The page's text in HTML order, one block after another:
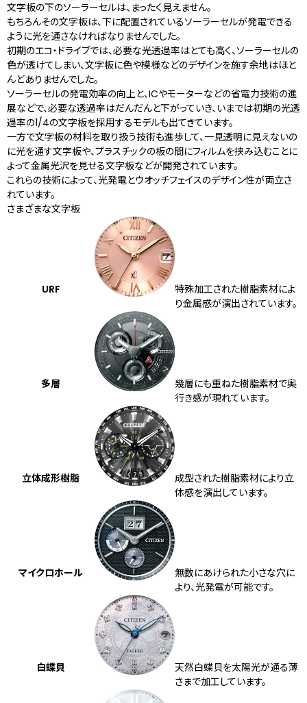
文字板の下のソーラーセルは、まったく見えません。
もちろんその文字板は、下に配置されているソーラーセルが発電できる
ように光を通さなければなりませんでした。
初期のエコ・ドライブでは、必要な光透過率はとても高く、ソーラーセルの
色が透けてしまい、文字板に色や模様などのデザインを施す余地はほと
んどありませんでした。
ソーラーセルの発電効率の向上と、ICやモーターなどの省電力技術の進
展などで、必要な透過率はだんだんと下がっていき、いまでは初期の光透
過率の1/4の文字板を採用するモデルも出てきています。
一方で文字板の材料を取り扱う技術も進歩して、一見透明に見えないの
に光を通す文字板や、プラスチックの板の間にフィルムを挟み込むことに
よって金属光沢を見せる文字板などが開発されています。
これらの技術によって、光発電とウオッチフェイスのデザイン性が両立さ
れています。
さまざまな文字板
URF
特殊加工された樹脂素材によ
り金属感が演出されています。
多層
幾層にも重ねた樹脂素材で奥
行き感が現れています。
立体成形樹脂
成型された樹脂素材により立
体感を演出しています。
マイクロホール
無数にあけられた小さな穴に
より、光発電が可能です。
白蝶貝
天然白蝶貝を太陽光が通る薄
さまで加工しています。